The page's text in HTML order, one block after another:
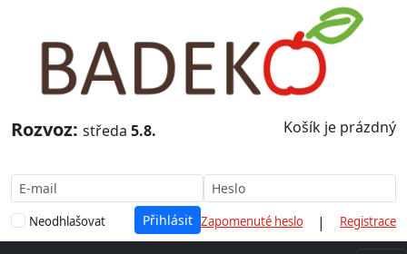
Košík je prázdný
Rozvoz: středa 5.8.
Neodhlašovat Zapomenuté heslo | Registrace